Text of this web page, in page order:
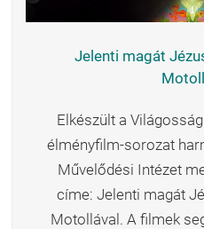
Jelenti magát
Elkészült a
élményfilm-sorozat
Művelődési Intézet
címe: Jelenti magát
Motollával. A filmek